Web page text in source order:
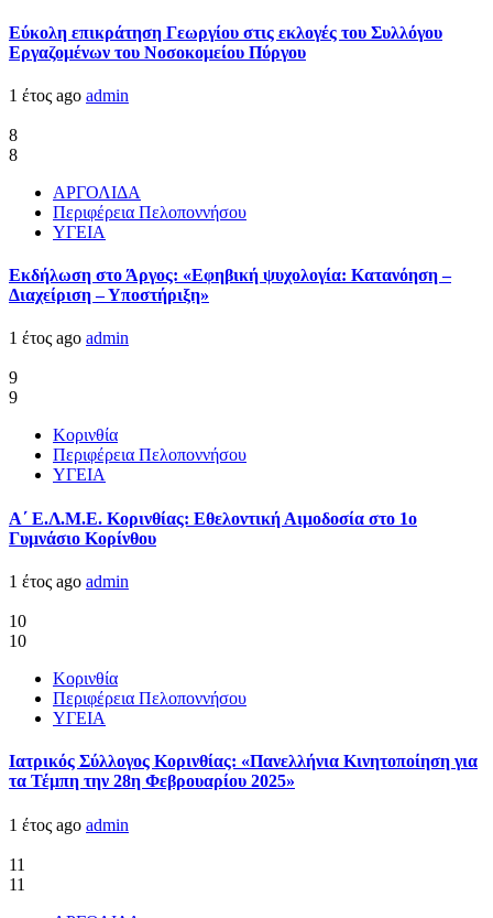
Εύκολη επικράτηση Γεωργίου στις εκλογές του Συλλόγου
Εργαζομένων του Νοσοκομείου Πύργου
1 έτος ago admin
8
8
ΑΡΓΟΛΙΔΑ
Περιφέρεια Πελοποννήσου
ΥΓΕΙΑ
Εκδήλωση στο Άργος: «Εφηβική ψυχολογία: Κατανόηση –
Διαχείριση – Υποστήριξη»
1 έτος ago admin
9
9
Κορινθία
Περιφέρεια Πελοποννήσου
ΥΓΕΙΑ
Α΄ Ε.Λ.Μ.Ε. Κορινθίας: Εθελοντική Αιμοδοσία στο 1ο
Γυμνάσιο Κορίνθου
1 έτος ago admin
10
10
Κορινθία
Περιφέρεια Πελοποννήσου
ΥΓΕΙΑ
Ιατρικός Σύλλογος Κορινθίας: «Πανελλήνια Κινητοποίηση για
τα Τέμπη την 28η Φεβρουαρίου 2025»
1 έτος ago admin
11
11